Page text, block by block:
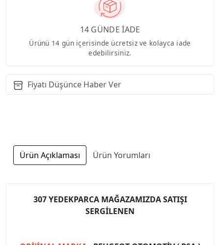
14 GÜNDE İADE
Ürünü 14 gün içerisinde ücretsiz ve kolayca iade
edebilirsiniz.
Fiyatı Düşünce Haber Ver
Ürün Açıklaması Ürün Yorumları
307 YEDEKPARCA MAĞAZAMIZDA SATIŞI
SERGİLENEN